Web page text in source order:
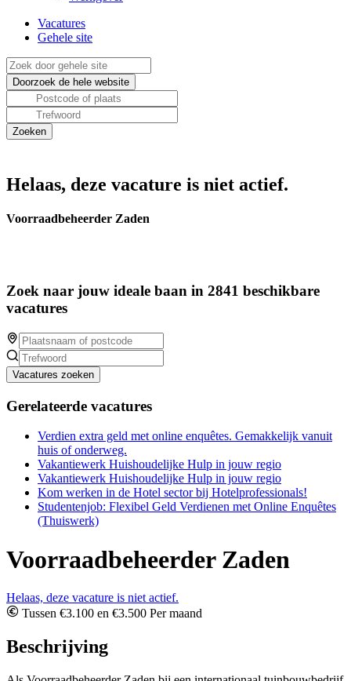
Vacatures
Gehele site
Helaas, deze vacature is niet actief.
Voorraadbeheerder Zaden
Zoek naar jouw ideale baan in 2841 beschikbare
vacatures
Vacatures zoeken
Gerelateerde vacatures
Verdien extra geld met online enquêtes. Gemakkelijk vanuit
huis of onderweg.
Vakantiewerk Huishoudelijke Hulp in jouw regio
Vakantiewerk Huishoudelijke Hulp in jouw regio
Kom werken in de Hotel sector bij Hotelprofessionals!
Studentenjob: Flexibel Geld Verdienen met Online Enquêtes
(Thuiswerk)
Voorraadbeheerder Zaden
Helaas, deze vacature is niet actief.
Tussen €3.100 en €3.500 Per maand
Beschrijving